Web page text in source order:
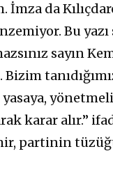
İmza da
Bu
sayın
Bizim
yasaya,
karar alır.”
partinin